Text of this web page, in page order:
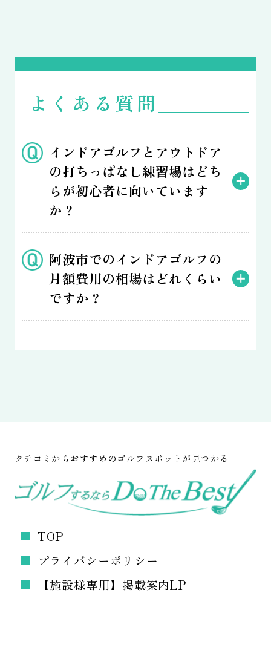
よくある質問
インドアゴルフとアウトドア
の打ちっぱなし練習場はどち
らが初心者に向いています
か？
阿波市でのインドアゴルフの
月額費用の相場はどれくらい
ですか？
クチコミからおすすめのゴルフスポットが見つかる
TOP
プライバシーポリシー
【施設様専用】掲載案内LP